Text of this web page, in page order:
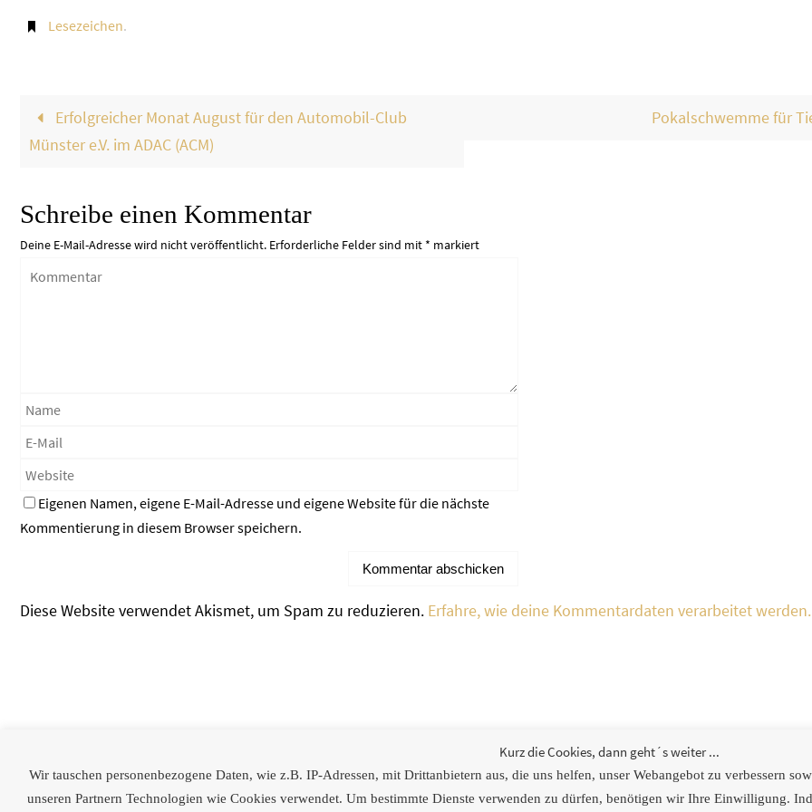
Lesezeichen.
Erfolgreicher Monat August für den Automobil-Club
Münster e.V. im ADAC (ACM)
Pokalschwemme für
Schreibe einen Kommentar
Deine E-Mail-Adresse wird nicht veröffentlicht. Erforderliche Felder sind mit * markiert
Eigenen Namen, eigene E-Mail-Adresse und eigene Website für die nächste
Kommentierung in diesem Browser speichern.
Diese Website verwendet Akismet, um Spam zu reduzieren. Erfahre, wie deine Kommentardaten verarbeitet werden.
[logoshowcase cat_id=“28″]
weitere Links
[logoshowcase cat_id=“4″]
Kurz die Cookies, dann geht´s weiter ...
Wir tauschen personenbezogene Daten, wie z.B. IP-Adressen, mit Drittanbietern aus, die uns helfen, unser Webangebot zu verbessern
unseren Partnern Technologien wie Cookies verwendet. Um bestimmte Dienste verwenden zu dürfen, benötigen wir Ihre Einwilligung.